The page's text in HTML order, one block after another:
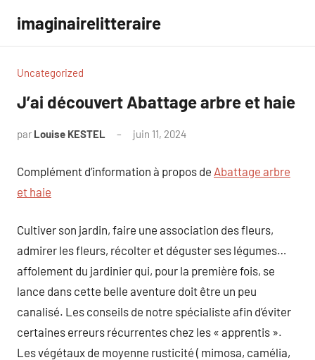
contenu
imaginairelitteraire
Uncategorized
J’ai découvert Abattage arbre et haie
par Louise KESTEL juin 11, 2024
Complément d’information à propos de Abattage arbre
et haie
Cultiver son jardin, faire une association des fleurs,
admirer les fleurs, récolter et déguster ses légumes…
affolement du jardinier qui, pour la première fois, se
lance dans cette belle aventure doit être un peu
canalisé. Les conseils de notre spécialiste afin d’éviter
certaines erreurs récurrentes chez les « apprentis ».
Les végétaux de moyenne rusticité ( mimosa, camélia,